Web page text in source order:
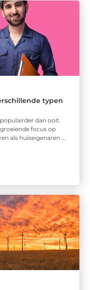
typen
dan ooit.
focus op
als huiseigenaren ...